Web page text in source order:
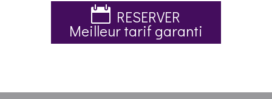
RESERVER
Meilleur tarif garanti